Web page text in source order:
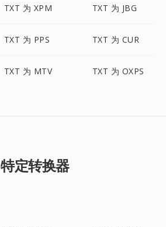
TXT 为 XPM TXT 为 JBG
TXT 为 PPS TXT 为 CUR
TXT 为 MTV TXT 为 OXPS
特定转换器